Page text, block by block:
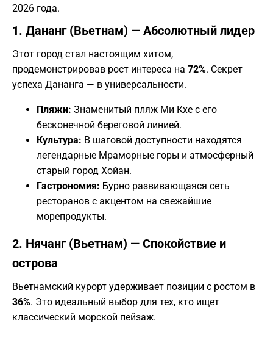
2026 года.
​1. Дананг (Вьетнам) — Абсолютный лидер
​Этот город стал настоящим хитом,
продемонстрировав рост интереса на 72%. Секрет
успеха Дананга — в универсальности.
Пляжи: Знаменитый пляж Ми Кхе с его
бесконечной береговой линией.
Культура: В шаговой доступности находятся
легендарные Мраморные горы и атмосферный
старый город Хойан.
Гастрономия: Бурно развивающаяся сеть
ресторанов с акцентом на свежайшие
морепродукты.
​2. Нячанг (Вьетнам) — Спокойствие и
острова
​Вьетнамский курорт удерживает позиции с ростом в
36%. Это идеальный выбор для тех, кто ищет
классический морской пейзаж.